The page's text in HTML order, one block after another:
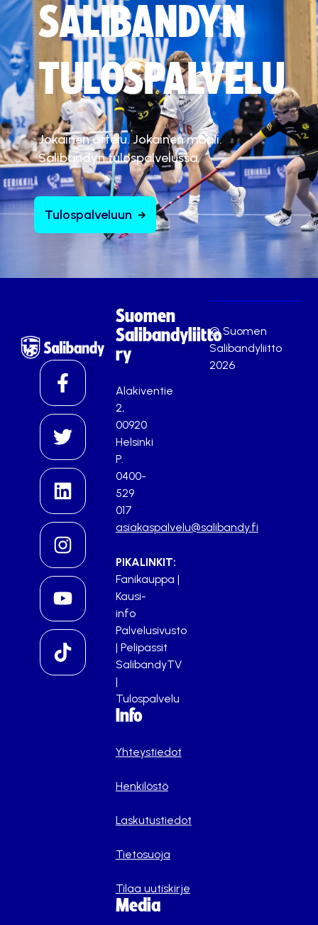
SALIBANDYN
TULOSPALVELU
Jokainen ottelu. Jokainen maali.
Salibandyn tulospalvelussa.
Tulospalveluun
Suomen
Salibandyliitto
ry
Alakiventie
2,
00920
Helsinki
P.
0400-
529
017
asiakaspalvelu@salibandy.fi
PIKALINKIT:
Fanikauppa |
Kausi-
info
Palvelusivusto
| Pelipassit
SalibandyTV
|
Tulospalvelu
Info
Yhteystiedot
Henkilöstö
Laskutustiedot
Tietosuoja
Tilaa uutiskirje
Media
© Suomen
Salibandyliitto
2026